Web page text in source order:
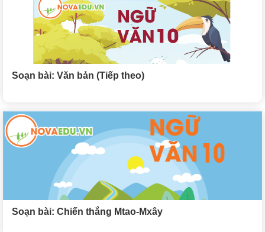
Soạn bài: Văn bản (Tiếp theo)
Soạn bài: Chiến thắng Mtao-Mxây